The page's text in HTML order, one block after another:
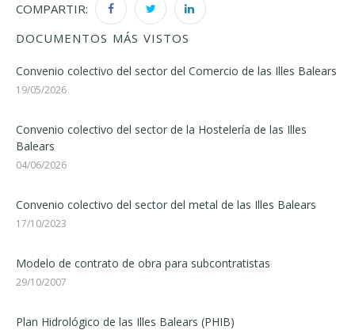
COMPARTIR:
DOCUMENTOS MÁS VISTOS
Convenio colectivo del sector del Comercio de las Illes Balears
19/05/2026
Convenio colectivo del sector de la Hostelería de las Illes
Balears
04/06/2026
Convenio colectivo del sector del metal de las Illes Balears
17/10/2023
Modelo de contrato de obra para subcontratistas
29/10/2007
Plan Hidrológico de las Illes Balears (PHIB)